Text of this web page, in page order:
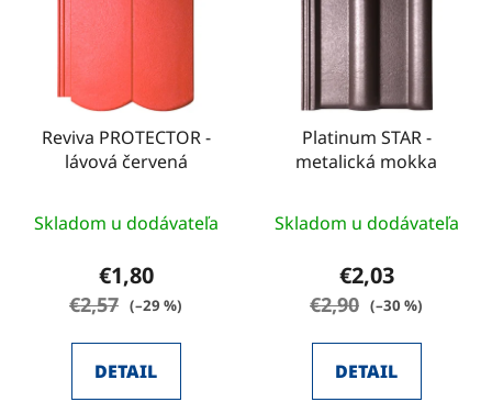
Reviva PROTECTOR -
lávová červená
Skladom u dodávateľa
€1,80
€2,57 (–29 %)
DETAIL
Platinum STAR -
metalická mokka
Skladom u dodávateľa
€2,03
€2,90 (–30 %)
DETAIL